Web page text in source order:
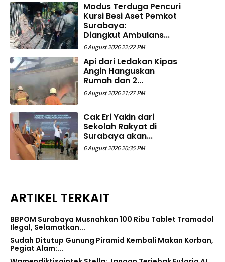
Modus Terduga Pencuri
Kursi Besi Aset Pemkot
Surabaya:
Diangkut Ambulans...
6 August 2026 22:22 PM
Api dari Ledakan Kipas
Angin Hanguskan
Rumah dan 2...
6 August 2026 21:27 PM
Cak Eri Yakin dari
Sekolah Rakyat di
Surabaya akan...
6 August 2026 20:35 PM
ARTIKEL TERKAIT
BBPOM Surabaya Musnahkan 100 Ribu Tablet Tramadol
Ilegal, Selamatkan...
Sudah Ditutup Gunung Piramid Kembali Makan Korban,
Pegiat Alam:...